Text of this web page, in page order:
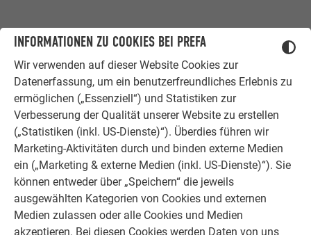
INFORMATIONEN ZU COOKIES BEI PREFA
Wir verwenden auf dieser Website Cookies zur
Datenerfassung, um ein benutzerfreundliches Erlebnis zu
ermöglichen („Essenziell“) und Statistiken zur
Verbesserung der Qualität unserer Website zu erstellen
(„Statistiken (inkl. US-Dienste)“). Überdies führen wir
Marketing-Aktivitäten durch und binden externe Medien
ein („Marketing & externe Medien (inkl. US-Dienste)“). Sie
können entweder über „Speichern“ die jeweils
ausgewählten Kategorien von Cookies und externen
Medien zulassen oder alle Cookies und Medien
akzeptieren. Bei diesen Cookies werden Daten von uns
ERFAHRUNGSBERICHTE
ZUFRIEDENE KUNDEN
Ob Bauherr, Sanierer, Verarbeiter oder
Architekt - die Zufriedenheit all
unserer Kunden liegt uns am Herzen.
Deshalb versuchen wir als PREFA in
allen Phasen Ihres Projektes als
starker Begleiter zur Seite zu stehen.
Überzeugen Sie sich selbst!